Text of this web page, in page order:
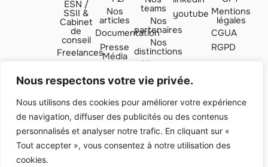
Nous respectons votre vie privée.
Nous utilisons des cookies pour améliorer votre expérience
de navigation, diffuser des publicités ou des contenus
personnalisés et analyser notre trafic. En cliquant sur «
Tout accepter », vous consentez à notre utilisation des
cookies.
ESN /
SSII &
Cabinet
de
conseil
Freelances
de
transition
Indice
Valoria
Club'ESN
Nos
articles
Documentation
Presse
Média
teams
Nos
partenaires
Nos
distinctions
Nous
Contact
youtube Mentions
légales
CGUA
RGPD